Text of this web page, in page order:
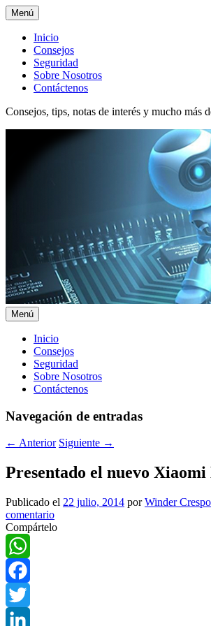
Menú
Menú
superior
Inicio
Consejos
Seguridad
Sobre Nosotros
Contáctenos
Consejos, tips, notas de interés y mucho más
Menú
Menú
principal
Inicio
Consejos
Seguridad
Sobre Nosotros
Contáctenos
Navegación de entradas
← Anterior Siguiente →
Presentado el nuevo
Publicado el 22 julio, 2014 porWinder
comentario
Compártelo
WhatsApp
Facebook
Twitter